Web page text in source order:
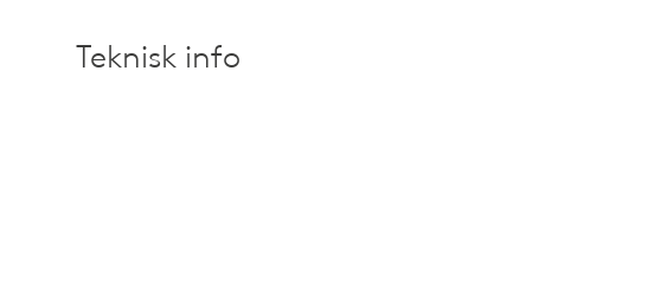
Teknisk info